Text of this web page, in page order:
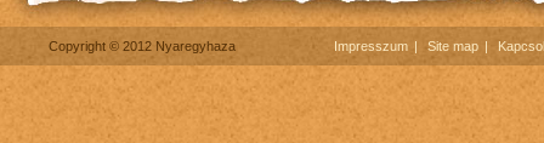
Copyright © 2012 Nyaregyhaza Impresszum Site map